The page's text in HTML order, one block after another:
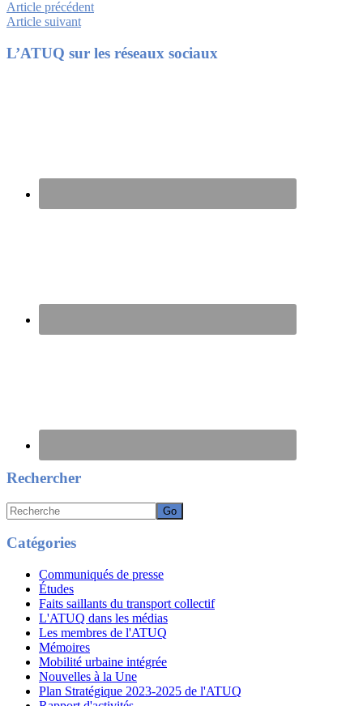
Article précédent
Article suivant
Footer
L’ATUQ sur les réseaux sociaux
Rechercher
Recherche
Catégories
Communiqués de presse
Études
Faits saillants du transport collectif
L'ATUQ dans les médias
Les membres de l'ATUQ
Mémoires
Mobilité urbaine intégrée
Nouvelles à la Une
Plan Stratégique 2023-2025 de l'ATUQ